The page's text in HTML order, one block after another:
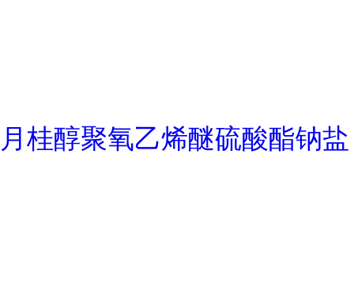
月桂醇聚氧乙烯醚硫酸酯钠盐